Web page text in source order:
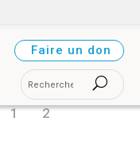
Faire un don
D
1 2